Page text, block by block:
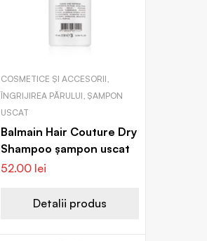
COSMETICE ȘI ACCESORII,
ÎNGRIJIREA PĂRULUI, ȘAMPON
USCAT
Balmain Hair Couture Dry
Shampoo șampon uscat
52.00 lei
Detalii produs